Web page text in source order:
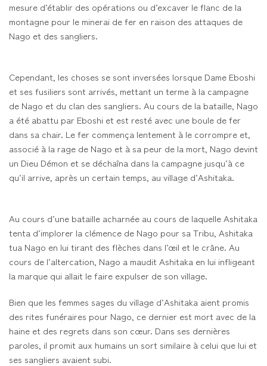
mesure d’établir des opérations ou d’excaver le flanc de la
montagne pour le minerai de fer en raison des attaques de
Nago et des sangliers.
Cependant, les choses se sont inversées lorsque Dame Eboshi
et ses fusiliers sont arrivés, mettant un terme à la campagne
de Nago et du clan des sangliers. Au cours de la bataille, Nago
a été abattu par Eboshi et est resté avec une boule de fer
dans sa chair. Le fer commença lentement à le corrompre et,
associé à la rage de Nago et à sa peur de la mort, Nago devint
un Dieu Démon et se déchaîna dans la campagne jusqu’à ce
qu’il arrive, après un certain temps, au village d’Ashitaka.
Au cours d’une bataille acharnée au cours de laquelle Ashitaka
tenta d’implorer la clémence de Nago pour sa Tribu, Ashitaka
tua Nago en lui tirant des flèches dans l’œil et le crâne. Au
cours de l’altercation, Nago a maudit Ashitaka en lui infligeant
la marque qui allait le faire expulser de son village.
Bien que les femmes sages du village d’Ashitaka aient promis
des rites funéraires pour Nago, ce dernier est mort avec de la
haine et des regrets dans son cœur. Dans ses dernières
paroles, il promit aux humains un sort similaire à celui que lui et
ses sangliers avaient subi.